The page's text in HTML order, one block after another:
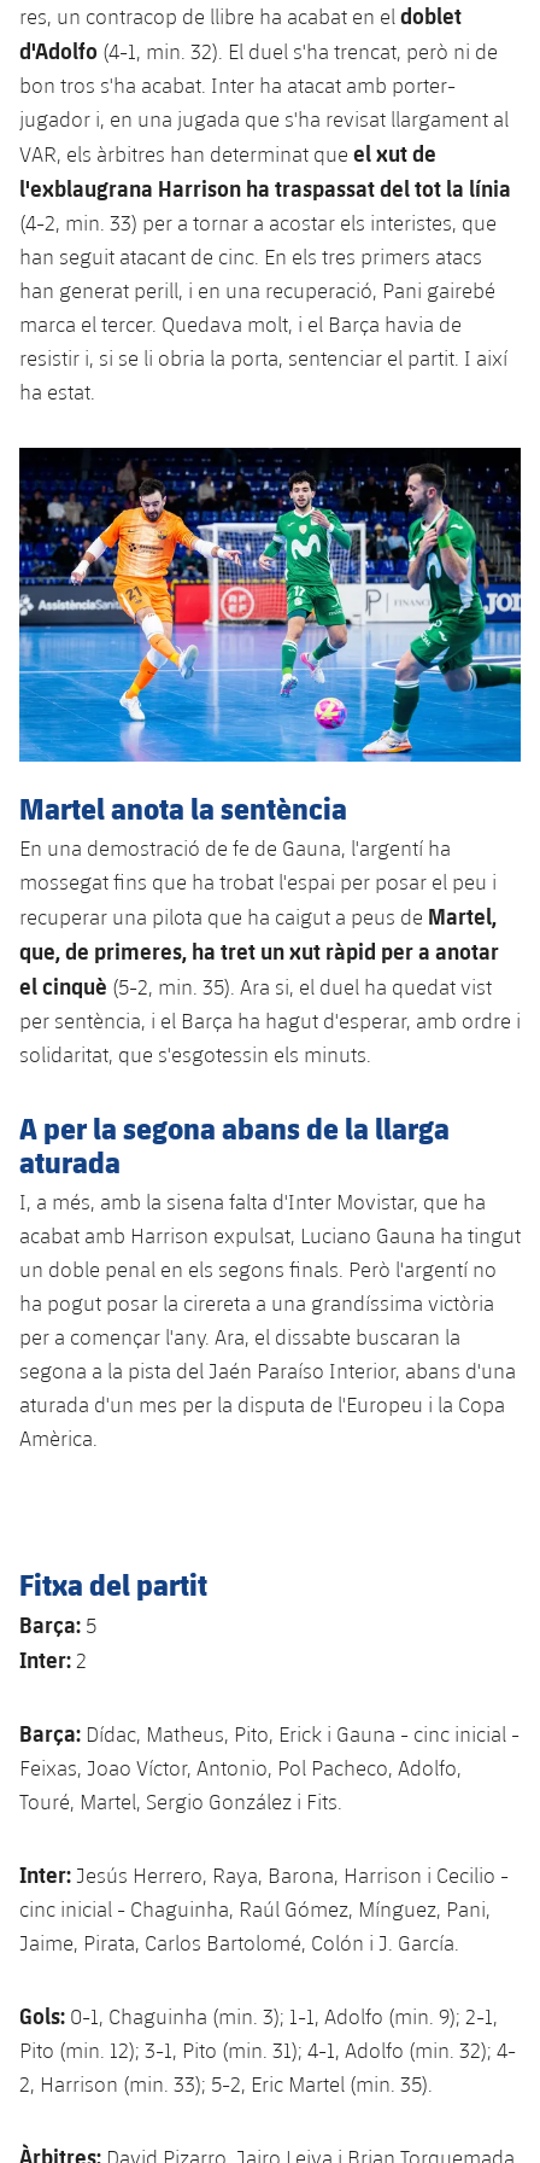
res, un contracop de llibre ha acabat en el doblet
d'Adolfo (4-1, min. 32). El duel s'ha trencat, però ni de
bon tros s'ha acabat. Inter ha atacat amb porter-
jugador i, en una jugada que s'ha revisat llargament al
VAR, els àrbitres han determinat que el xut de
l'exblaugrana Harrison ha traspassat del tot la línia
(4-2, min. 33) per a tornar a acostar els interistes, que
han seguit atacant de cinc. En els tres primers atacs
han generat perill, i en una recuperació, Pani gairebé
marca el tercer. Quedava molt, i el Barça havia de
resistir i, si se li obria la porta, sentenciar el partit. I així
ha estat.
Martel anota la sentència
En una demostració de fe de Gauna, l'argentí ha
mossegat fins que ha trobat l'espai per posar el peu i
recuperar una pilota que ha caigut a peus de Martel,
que, de primeres, ha tret un xut ràpid per a anotar
el cinquè (5-2, min. 35). Ara si, el duel ha quedat vist
per sentència, i el Barça ha hagut d'esperar, amb ordre i
solidaritat, que s'esgotessin els minuts.
A per la segona abans de la llarga
aturada
I, a més, amb la sisena falta d'Inter Movistar, que ha
acabat amb Harrison expulsat, Luciano Gauna ha tingut
un doble penal en els segons finals. Però l'argentí no
ha pogut posar la cirereta a una grandíssima victòria
per a començar l'any. Ara, el dissabte buscaran la
segona a la pista del Jaén Paraíso Interior, abans d'una
aturada d'un mes per la disputa de l'Europeu i la Copa
Amèrica.
Fitxa del partit
Barça: 5
Inter: 2
Barça: Dídac, Matheus, Pito, Erick i Gauna - cinc inicial -
Feixas, Joao Víctor, Antonio, Pol Pacheco, Adolfo,
Touré, Martel, Sergio González i Fits.
Inter: Jesús Herrero, Raya, Barona, Harrison i Cecilio -
cinc inicial - Chaguinha, Raúl Gómez, Mínguez, Pani,
Jaime, Pirata, Carlos Bartolomé, Colón i J. García.
Gols: 0-1, Chaguinha (min. 3); 1-1, Adolfo (min. 9); 2-1,
Pito (min. 12); 3-1, Pito (min. 31); 4-1, Adolfo (min. 32); 4-
2, Harrison (min. 33); 5-2, Eric Martel (min. 35).
Àrbitres: David Pizarro, Jairo Leiva i Brian Torquemada.